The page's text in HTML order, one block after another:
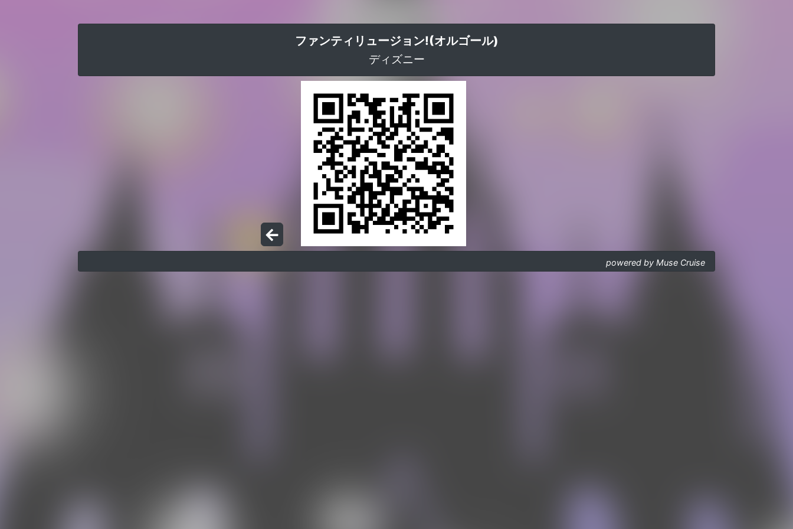
ファンティリュージョン!(オルゴール)
ディズニー
powered by Muse Cruise